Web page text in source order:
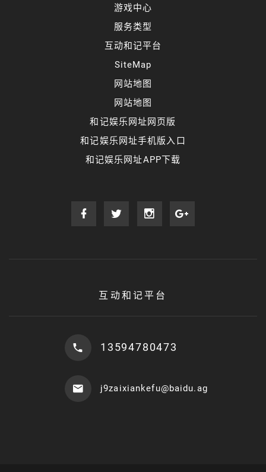
游戏中心
服务类型
互动和记平台
SiteMap
网站地图
网站地图
和记娱乐网址网页版
和记娱乐网址手机版入口
和记娱乐网址APP下载
互动和记平台
13594780473
j9zaixiankefu@baidu.ag